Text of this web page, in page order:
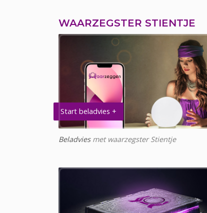
WAARZEGSTER STIENTJE
Start beladvies +
Beladviesmet waarzegster Stientje